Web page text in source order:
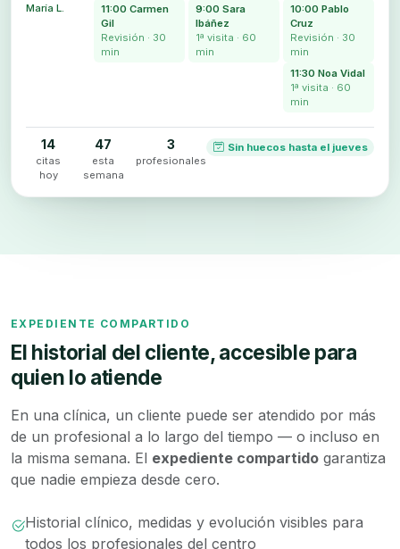
María L.
11:00 Carmen
Gil
Revisión · 30
min
9:00 Sara
Ibáñez
1ª visita · 60
min
10:00 Pablo
Cruz
Revisión · 30
min
11:30 Noa Vidal
1ª visita · 60
min
14
citas
hoy
47
esta
semana
3
profesionales
Sin huecos hasta el jueves
EXPEDIENTE COMPARTIDO
El historial del cliente, accesible para
quien lo atiende
En una clínica, un cliente puede ser atendido por más
de un profesional a lo largo del tiempo — o incluso en
la misma semana. El expediente compartido garantiza
que nadie empieza desde cero.
Historial clínico, medidas y evolución visibles para
todos los profesionales del centro